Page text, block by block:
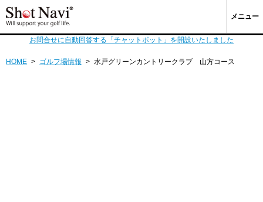
メニュー
お問合せに自動回答する「チャットボット」を開設いたしました
HOME > ゴルフ場情報 > 水戸グリーンカントリークラブ 山方コース